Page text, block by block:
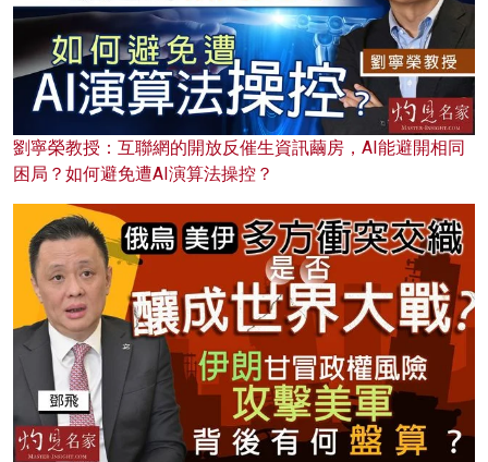
劉寧榮教授：互聯網的開放反催生資訊繭房，AI能避開相同
困局？如何避免遭AI演算法操控？